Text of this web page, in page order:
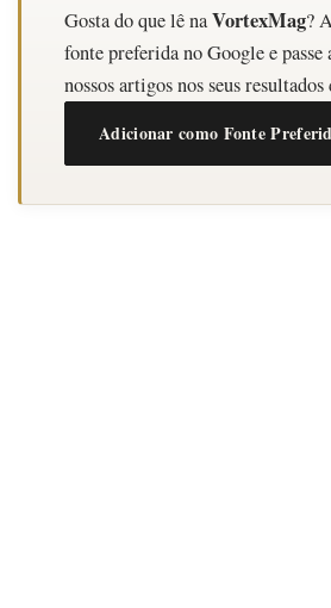
Gosta do que lê naVortexMag?
fonte preferida no Google e passe
nossos artigos nos seus resultados
Adicionar como Fonte